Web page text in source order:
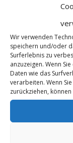
Wir verwenden
speichern und/oder
Surferlebnis zu
anzuzeigen. Wenn
Daten wie das
verarbeiten. Wenn
zurückziehen,
Deine E-
sind mit*